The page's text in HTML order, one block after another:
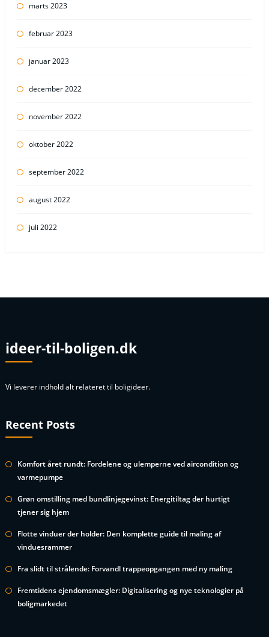
marts 2023
februar 2023
januar 2023
december 2022
november 2022
oktober 2022
september 2022
august 2022
juli 2022
ideer-til-boligen.dk
Vi leverer indhold alt relateret til boligideer.
Recent Posts
Komfort året rundt: Fordelene og ulemperne ved aircondition og
varmepumpe
Grøn omstilling med bundlinjegevinst: Energitiltag der hurtigt
tjener sig hjem
Flotte vinduer der holder: Den komplette guide til maling af
vinduesrammer
Fra slidt til strålende: Forvandl trappeopgangen med ny maling
Fremtidens ejendomsmægler: Digitalisering og nye teknologier på
boligmarkedet